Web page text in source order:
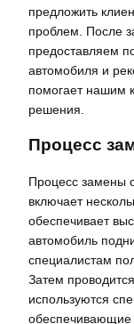
предложить
проблем. После
предоставляем
автомобиля и
помогает нашим
решения.
Процесс
Процесс замены
включает
обеспечивает
автомобиль
специалистам
Затем
используются
обеспечивающие